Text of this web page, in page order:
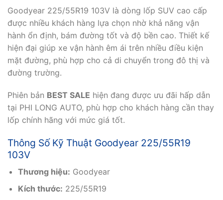
Goodyear 225/55R19 103V là dòng lốp SUV cao cấp
được nhiều khách hàng lựa chọn nhờ khả năng vận
hành ổn định, bám đường tốt và độ bền cao. Thiết kế
hiện đại giúp xe vận hành êm ái trên nhiều điều kiện
mặt đường, phù hợp cho cả di chuyển trong đô thị và
đường trường.
Phiên bản BEST SALE hiện đang được ưu đãi hấp dẫn
tại PHI LONG AUTO, phù hợp cho khách hàng cần thay
lốp chính hãng với mức giá tốt.
Thông Số Kỹ Thuật Goodyear 225/55R19
103V
Thương hiệu: Goodyear
Kích thước: 225/55R19